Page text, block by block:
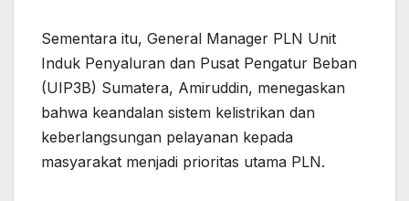
Sementara itu, General Manager PLN Unit
Induk Penyaluran dan Pusat Pengatur Beban
(UIP3B) Sumatera, Amiruddin, menegaskan
bahwa keandalan sistem kelistrikan dan
keberlangsungan pelayanan kepada
masyarakat menjadi prioritas utama PLN.